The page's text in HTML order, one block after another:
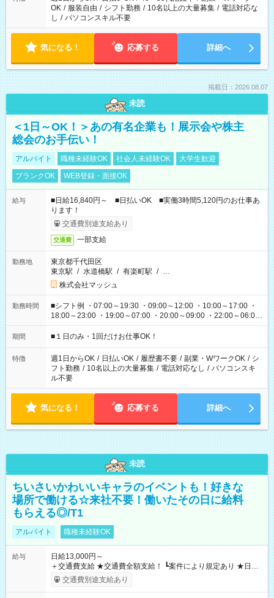
OK / 服装自由 / シフト勤務 / 10名以上の大量募集 / 電話対応な
し / パソコンスキル不要
気になる！ 応募する 詳細へ
掲載日：2026.08.07
未読
＜1日～OK！＞あの有名企業も！展示会や株主
総会のお手伝い！
アルバイト 職種未経験OK 社会人未経験OK
大学生歓迎
ブランクOK
WEB登録・面接OK
給与
■日給16,840円～ ■日払いOK ■実働3時間5,120円のお仕事あ
ります！
交通費別途支給あり
交通費 一部支給
勤務地
東京都千代田区
東京駅 / 水道橋駅 / 有楽町駅 / …
株式会社マッシュ
勤務時間
■シフト例 ・07:00～19:30 ・09:00～12:00 ・10:00～17:00 ・
18:00～23:00 ・19:00～07:00 ・20:00～09:00 ・22:00～06:00
etc ★最短で3時間で5,120円のお仕事から 15時間で2万円近く稼
げるお仕事も！ ご希望のお時間に合わせてご紹介！ ※シフトは
ください！
期間 ■１日のみ・1回だけお仕事OK！
特徴 週1日からOK / 日払いOK / 履歴書不要 / 副業・WワークOK / シ
フト勤務 / 10名以上の大量募集 / 電話対応なし / パソコンスキ
ル不要
気になる！ 応募する 詳細へ
未読
ちいさいかわいいキャラのイベントも！好きな
場所で働ける☆来社不要！働いたその日に給料
もらえる◎/T1
アルバイト 職種未経験OK
給与
日給13,000円～
＋交通費支給 ★交通費全額支給！ ┗案件により規定あり ★日払
いOK！（規定あり） ┗働いたその日に現金GET♪ お仕事後はコ
ンビニATMから 日払い分を引き落とせます！ 【試用期間】試
交通費別途支給あり